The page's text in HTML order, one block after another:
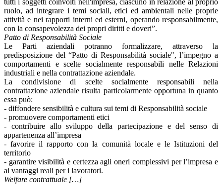
ruolo, ad integrare i temi sociali, etici ed ambientali nelle proprie
attività e nei rapporti interni ed esterni, operando responsabilmente,
con la consapevolezza dei propri diritti e doveri”.
Patto di Responsabilità Sociale
Le Parti aziendali potranno formalizzare, attraverso la
predisposizione del “Patto di Responsabilità sociale", l’impegno a
comportamenti e scelte socialmente responsabili nelle Relazioni
industriali e nella contrattazione aziendale.
La condivisione di scelte socialmente responsabili nella
contrattazione aziendale risulta particolarmente opportuna in quanto
essa può:
- diffondere sensibilità e cultura sui temi di Responsabilità sociale
- promuovere comportamenti etici
- contribuire allo sviluppo della partecipazione e del senso di
appartenenza all’impresa
- favorire il rapporto con la comunità locale e le Istituzioni del
territorio
- garantire visibilità e certezza agli oneri complessivi per l’impresa e
ai vantaggi reali per i lavoratori.
Welfare contrattuale […]